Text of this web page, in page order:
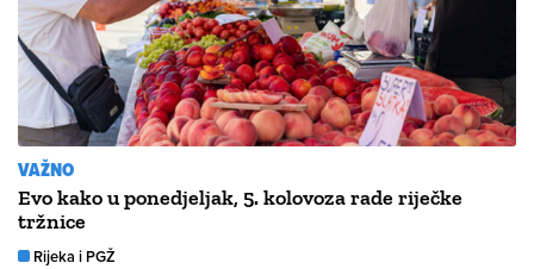
VAŽNO
Evo kako u ponedjeljak, 5. kolovoza rade riječke
tržnice
Rijeka i PGŽ